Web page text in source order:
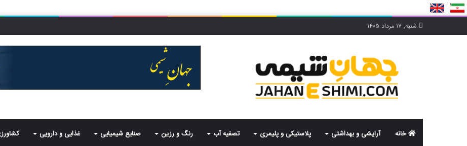
شنبه, ۱۷ مرداد ۱۴۰۵
خانه آرایشی و بهداشتی پلاستیکی و پلیمری تصفیه آب رنگ و رزین صنایع شیمیایی غذایی و دارویی